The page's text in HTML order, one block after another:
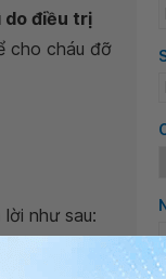
do điều trị
cho cháu đỡ
như sau:
lông rậm.